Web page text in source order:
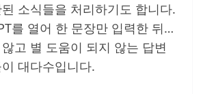
소식들을 처리하기도 합니다.
를 열어 한 문장만 입력한 뒤…
고 별 도움이 되지 않는 답변
대다수입니다.